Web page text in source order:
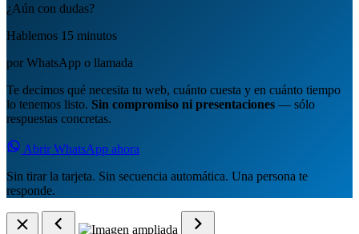
¿Aún con dudas?
Hablemos 15 minutos
por WhatsApp o llamada
Te decimos qué necesita tu web, cuánto cuesta y en cuánto tiempo
lo tenemos listo. Sin compromiso ni presentaciones — sólo
respuestas concretas.
Abrir WhatsApp ahora
Sin tirar la tarjeta. Sin secuencia automática. Una persona te
responde.